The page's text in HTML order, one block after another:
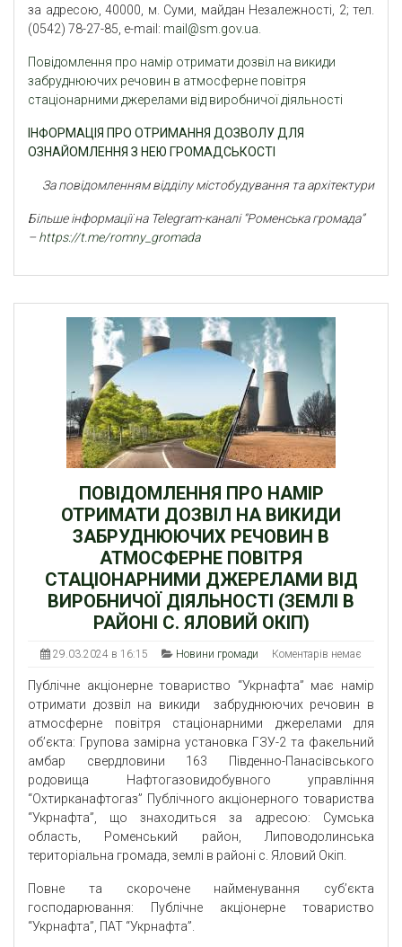
за адресою, 40000, м. Суми, майдан Незалежності, 2; тел.
(0542) 78-27-85, e-mail: mail@sm.gov.ua
Повідомлення про намір отримати дозвіл на викиди
забруднюючих речовин в атмосферне повітря
стаціонарними джерелами від виробничої діяльності
ІНФОРМАЦІЯ ПРО ОТРИМАННЯ ДОЗВОЛУ ДЛЯ
ОЗНАЙОМЛЕННЯ З НЕЮ ГРОМАДСЬКОСТІ
За повідомленням відділу містобудування та архітектури
Більше інформації на Telegram-каналі “Роменська громада”
– https://t.me/romny_gromada
ПОВІДОМЛЕННЯ ПРО НАМІР
ОТРИМАТИ ДОЗВІЛ НА ВИКИДИ
ЗАБРУДНЮЮЧИХ РЕЧОВИН В
АТМОСФЕРНЕ ПОВІТРЯ
СТАЦІОНАРНИМИ ДЖЕРЕЛАМИ ВІД
ВИРОБНИЧОЇ ДІЯЛЬНОСТІ (ЗЕМЛІ В
РАЙОНІ С. ЯЛОВИЙ ОКІП)
29.03.2024 в 16:15 Новини громади Коментарів немає
Публічне акціонерне товариство “Укрнафта” має намір
отримати дозвіл на викиди забруднюючих речовин в
атмосферне повітря стаціонарними джерелами для
об’єкта: Групова замірна установка ГЗУ-2 та факельний
амбар свердловини 163 Південно-Панасівського
родовища Нафтогазовидобувного управління
“Охтирканафтогаз” Публічного акціонерного товариства
“Укрнафта”, що знаходиться за адресою: Сумська
область, Роменський район, Липоводолинська
територіальна громада, землі в районі с. Яловий Окіп.
Повне та скорочене найменування суб’єкта
господарювання: Публічне акціонерне товариство
“Укрнафта”, ПАТ “Укрнафта”.